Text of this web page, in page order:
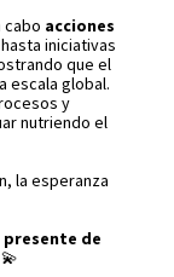
cabo acciones
iniciativas
que el
escala global.
y
nutriendo el
la esperanza
presente de
💫